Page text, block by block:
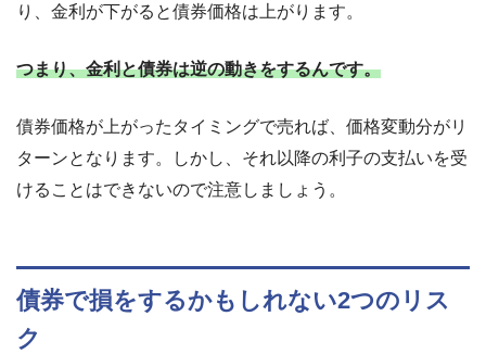
り、金利が下がると債券価格は上がります。
つまり、金利と債券は逆の動きをするんです。
債券価格が上がったタイミングで売れば、価格変動分がリ
ターンとなります。しかし、それ以降の利子の支払いを受
けることはできないので注意しましょう。
債券で損をするかもしれない2つのリス
ク